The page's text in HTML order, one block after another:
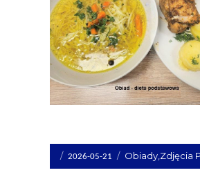
Opublikowano
dnia
2026-05-21 Kategorie
Obiady, Zdjęcia